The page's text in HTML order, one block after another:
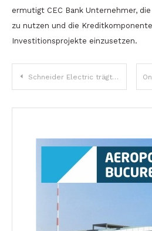
ermutigt CEC Bank Unternehmer,
zu nutzen und die
Investitionsprojekte einzusetzen.
Schneider Electric trägt zur Entwicklung regionaler KI-Infrastruktur bei